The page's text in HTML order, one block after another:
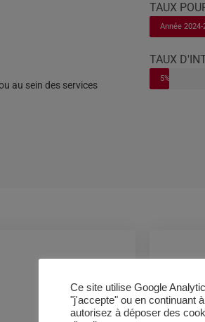
au sein des services
TAUX
Année 2024-
TAUX
Années 2024
5%
Ce site utilise Google
"j'accepte" ou en continuant
autorisez à déposer des